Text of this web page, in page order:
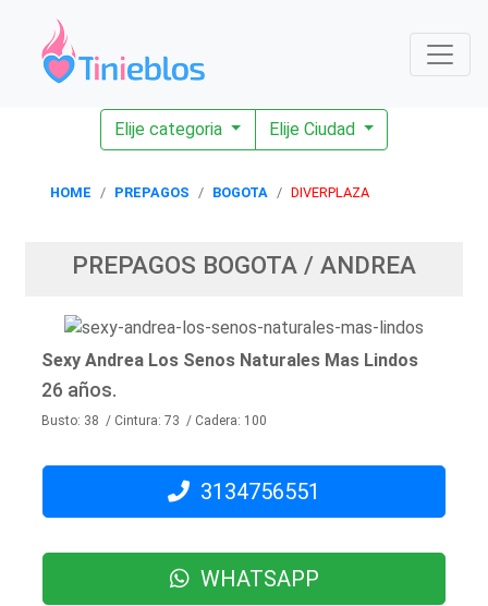
Elije categoria Elije Ciudad
HOME PREPAGOS BOGOTA DIVERPLAZA
PREPAGOS BOGOTA / ANDREA
Sexy Andrea Los Senos Naturales Mas Lindos
26 años.
Busto: 38 / Cintura: 73 / Cadera: 100
3134756551
WHATSAPP